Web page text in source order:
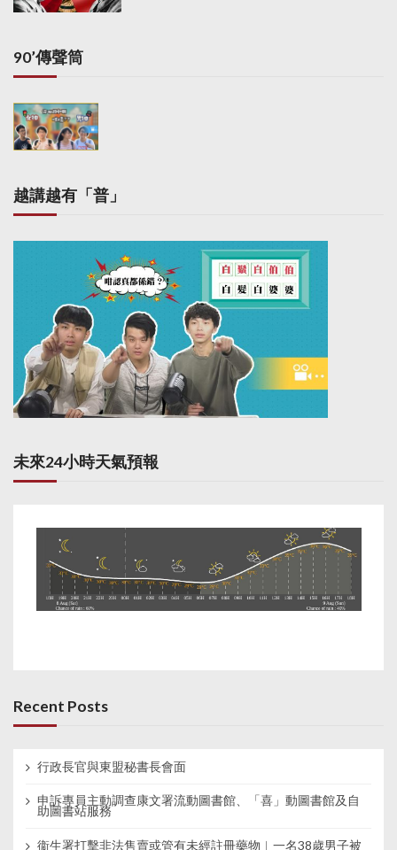
90’傳聲筒
越講越有「普」
未來24小時天氣預報
Recent Posts
行政長官與東盟秘書長會面
申訴專員主動調查康文署流動圖書館、「喜」動圖書館及自
助圖書站服務
衞生署打擊非法售賣或管有未經註冊藥物︱一名38歲男子被